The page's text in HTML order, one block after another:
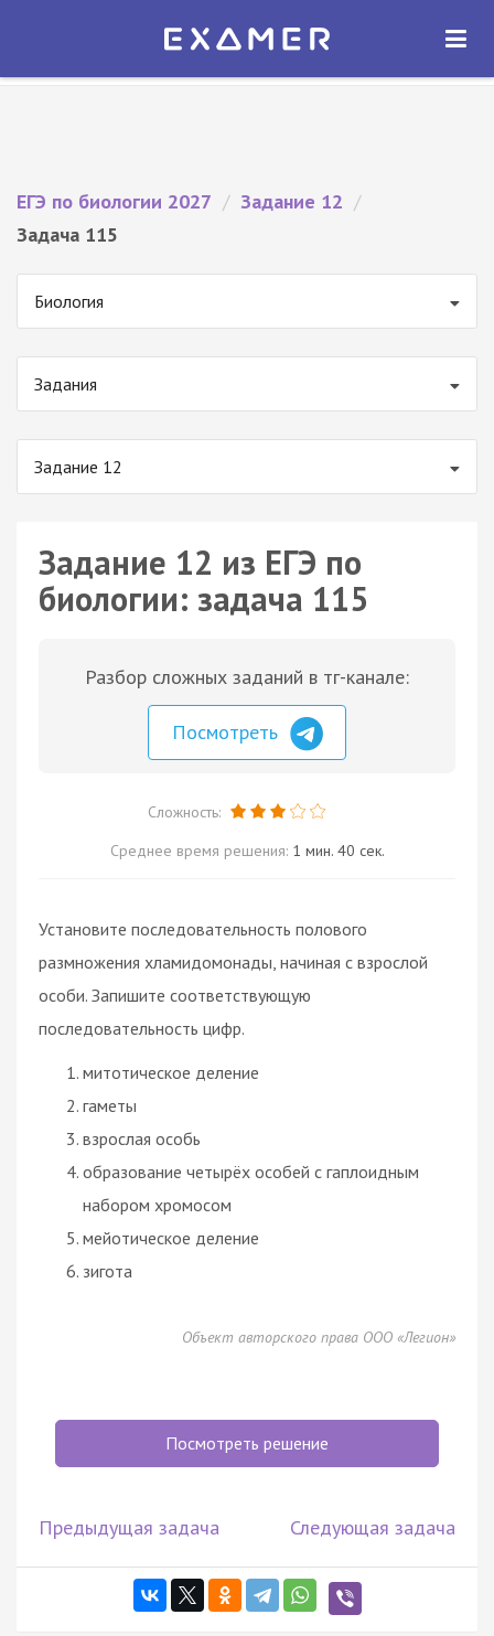
Экзамер — ЕГЭ 2027
ОТКРЫТЬ
ЕГЭ по биологии 2027 / Задание 12 /
Задача 115
Биология
Задания
Задание 12
Задание 12 из ЕГЭ по
биологии: задача 115
Разбор сложных заданий в тг-канале:
Посмотреть
Сложность:
Среднее время решения: 1 мин. 40 сек.
Установите последовательность полового
размножения хламидомонады, начиная с взрослой
особи. Запишите соответствующую
последовательность цифр.
митотическое деление
гаметы
взрослая особь
образование четырёх особей с гаплоидным
набором хромосом
мейотическое деление
зигота
Объект авторского права ООО «Легион»
Посмотреть решение
Предыдущая задача Следующая задача